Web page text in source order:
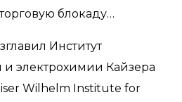
блокаду…
Институт
электрохимии Кайзера
Wilhelm Institute for